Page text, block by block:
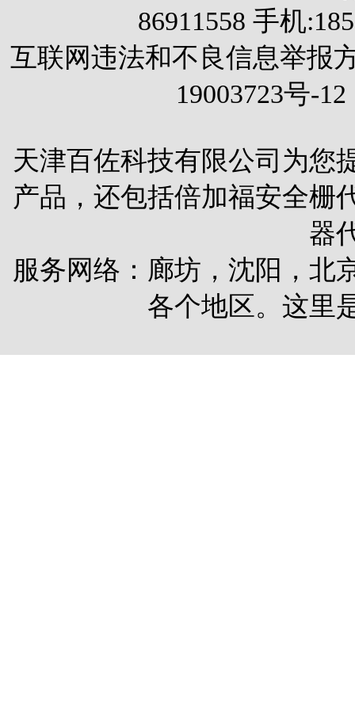
86911558 手机
互联网违法和不良信息举报
19003723号-12
天津百佐科技有限公司为您
产品，还包括倍加福安全栅
器
服务网络：廊坊，沈阳，北
各个地区。这里